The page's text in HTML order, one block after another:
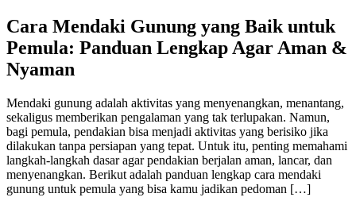
Cara Mendaki Gunung yang Baik untuk
Pemula: Panduan Lengkap Agar Aman &
Nyaman
Mendaki gunung adalah aktivitas yang menyenangkan, menantang,
sekaligus memberikan pengalaman yang tak terlupakan. Namun,
bagi pemula, pendakian bisa menjadi aktivitas yang berisiko jika
dilakukan tanpa persiapan yang tepat. Untuk itu, penting memahami
langkah-langkah dasar agar pendakian berjalan aman, lancar, dan
menyenangkan. Berikut adalah panduan lengkap cara mendaki
gunung untuk pemula yang bisa kamu jadikan pedoman […]